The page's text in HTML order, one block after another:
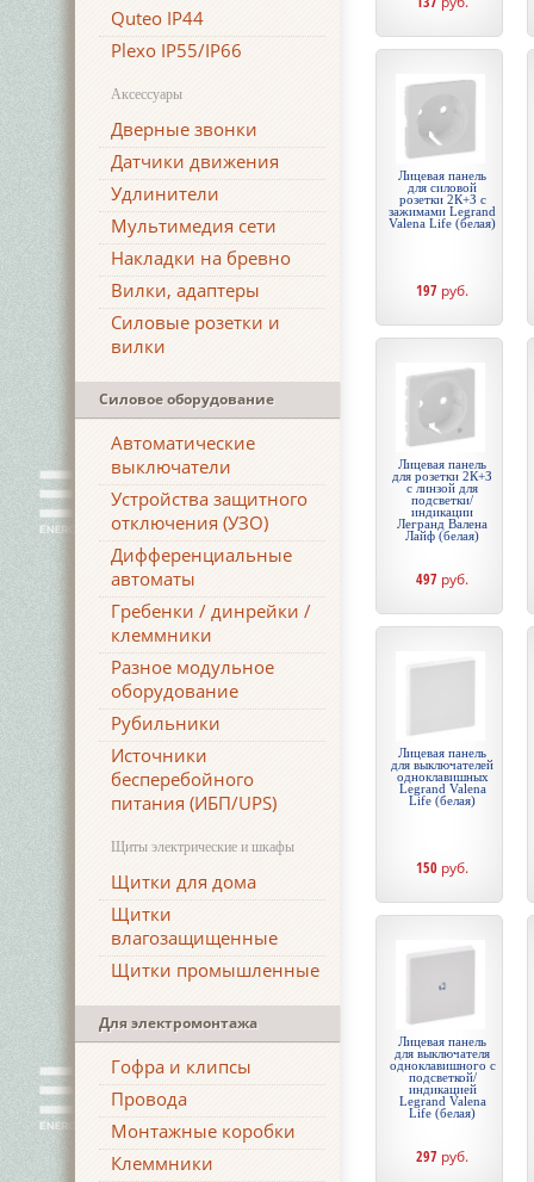
Quteo IP44
Plexo IP55/IP66
Аксессуары
Дверные звонки
Датчики движения
Удлинители
Мультимедия сети
Накладки на бревно
Вилки, адаптеры
Силовые розетки и
вилки
Силовое оборудование
Автоматические
выключатели
Устройства защитного
отключения (УЗО)
Дифференциальные
автоматы
Гребенки / динрейки /
клеммники
Разное модульное
оборудование
Рубильники
Источники
бесперебойного
питания (ИБП/UPS)
Щиты электрические и шкафы
Щитки для дома
Щитки
влагозащищенные
Щитки промышленные
Для электромонтажа
Гофра и клипсы
Провода
Монтажные коробки
Клеммники
Лицевая панель
для силовой
розетки 2К+З с
зажимами Legrand
Valena Life (белая)
197 руб.
Лицевая панель
для розетки 2К+З
c линзой для
подсветки/
индикации
Легранд Валена
Лайф (белая)
497 руб.
Лицевая панель
для выключателей
одноклавишных
Legrand Valena
Life (белая)
150 руб.
Лицевая панель
для выключателя
одноклавишного с
подсветкой/
индикацией
Legrand Valena
Life (белая)
297 руб.